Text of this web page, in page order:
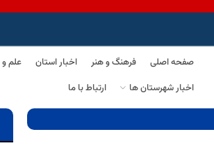
صفحه اصلی فرهنگ و هنر اخبار استان علم و
اخبار شهرستان ها
ارتباط با ما